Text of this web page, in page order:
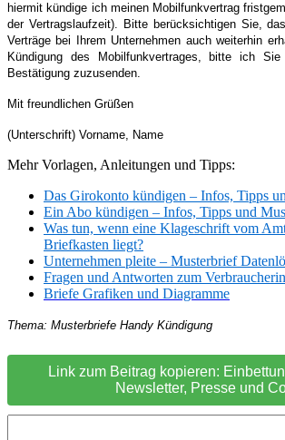
hiermit kündige ich meinen Mobilfunkvertrag
der Vertragslaufzeit). Bitte berücksichtigen Sie,
Verträge bei Ihrem Unternehmen auch weiterhin
Kündigung des Mobilfunkvertrages, bitte ich
Bestätigung zuzusenden.
Mit freundlichen Grüßen
(Unterschrift) Vorname, Name
Mehr Vorlagen, Anleitungen und Tipps:
Das Girokonto kündigen – Infos, Tipps
Ein Abo kündigen – Infos, Tipps und
Was tun, wenn eine Klageschrift vom
Briefkasten liegt?
Unternehmen pleite – Musterbrief
Fragen und Antworten zum
Briefe Grafiken und Diagramme
Thema: Musterbriefe Handy Kündigung
Link zum Beitrag kopieren:
Newsletter, Presse und